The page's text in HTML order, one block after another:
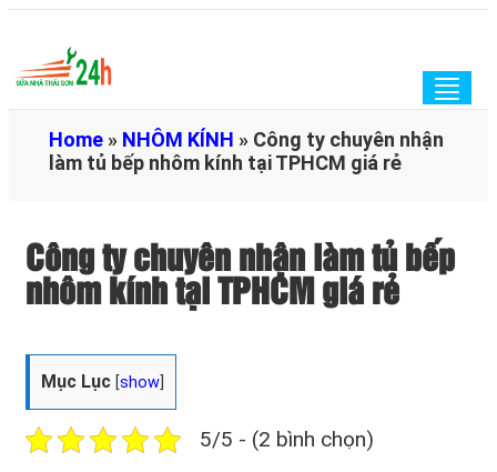
Home » NHÔM KÍNH » Công ty chuyên nhận
làm tủ bếp nhôm kính tại TPHCM giá rẻ
Công ty chuyên nhận làm tủ bếp
nhôm kính tại TPHCM giá rẻ
Mục Lục [show
5/5 - (2 bình chọn)